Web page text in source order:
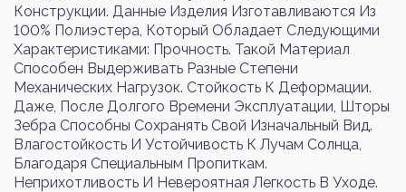
Конструкции. Данные Изделия Изготавливаются Из
100% Полиэстера, Который Обладает Следующими
Характеристиками: Прочность. Такой Материал
Способен Выдерживать Разные Степени
Механических Нагрузок. Стойкость К Деформации.
Даже, После Долгого Времени Эксплуатации, Шторы
Зебра Способны Сохранять Свой Изначальный Вид.
Влагостойкость И Устойчивость К Лучам Солнца,
Благодаря Специальным Пропиткам.
Неприхотливость И Невероятная Легкость В Уходе.
Пароль
Забыли пароль?